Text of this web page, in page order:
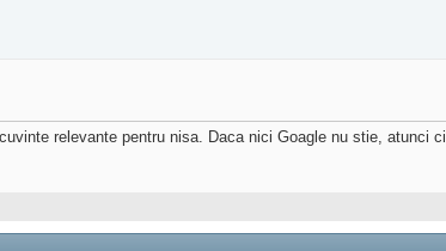
relevante pentru nisa. Daca nici Goagle nu stie, atunci